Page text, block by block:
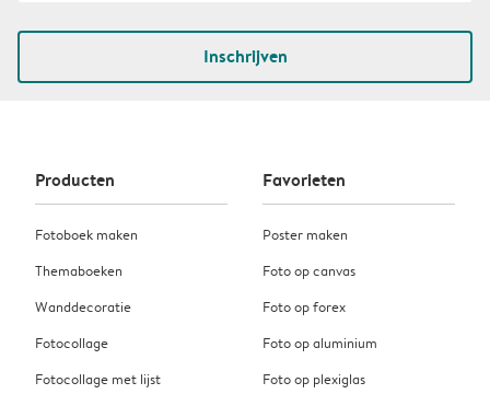
Inschrijven
Producten
Fotoboek maken
Themaboeken
Wanddecoratie
Fotocollage
Fotocollage met lijst
Favorieten
Poster maken
Foto op canvas
Foto op forex
Foto op aluminium
Foto op plexiglas